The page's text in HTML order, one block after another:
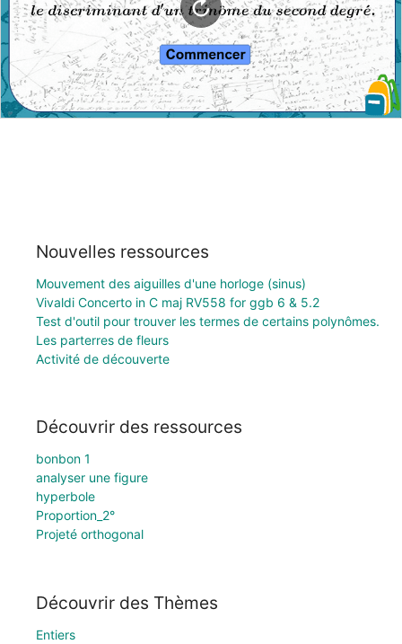
Nouvelles ressources
Mouvement des aiguilles d'une horloge (sinus)
Vivaldi Concerto in C maj RV558 for ggb 6 & 5.2
Test d'outil pour trouver les termes de certains polynômes.
Les parterres de fleurs
Activité de découverte
Découvrir des ressources
bonbon 1
analyser une figure
hyperbole
Proportion_2°
Projeté orthogonal
Découvrir des Thèmes
Entiers